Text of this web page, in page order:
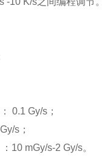
0.1 Gy/s；
s；
10 mGy/s-2 Gy/s。